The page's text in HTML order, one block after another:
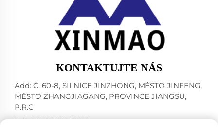
KONTAKTUJTE NÁS
Add: Č. 60-8, SILNICE JINZHONG, MĚSTO JINFENG,
MĚSTO ZHANGJIAGANG, PROVINCE JIANGSU,
P.R.C
Tel:+86-18952445692